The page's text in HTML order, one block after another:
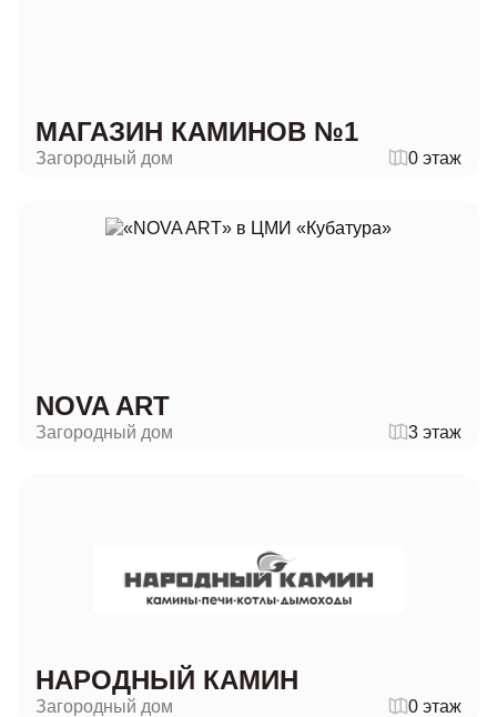
МАГАЗИН КАМИНОВ №1
Загородный дом 0 этаж
NOVA ART
Загородный дом 3 этаж
НАРОДНЫЙ КАМИН
Загородный дом 0 этаж